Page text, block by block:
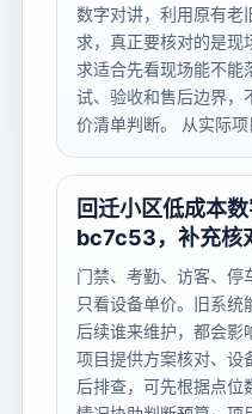
数字对讲，利用原有老
求，真正要核对的是现
求适合先看现场能不能
试、验收和售后边界，
价清单判断。 从实际
回迁小区低成本
bc7c53，补充核
门禁、考勤、访客、停
只看设备单价。旧系统
后续谁来维护，都会影
项目提供方案核对、设
后排查，可先根据点位